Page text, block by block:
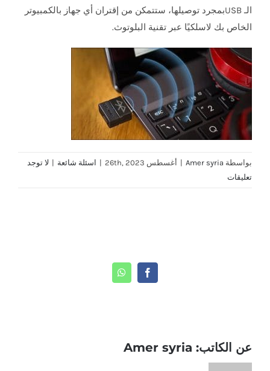
الـ USBبمجرد توصيلها، ستتمكن من إقتران أي جهاز بالكمبيوتر
الخاص بك لاسلكيًا عبر تقنية البلوتوث.
بواسطة Amer syria
| أغسطس 26th, 2023 | اسئلة شائعة | لا توجد
تعليقات
Facebook
WhatsApp
عن الكاتب: Amer syria